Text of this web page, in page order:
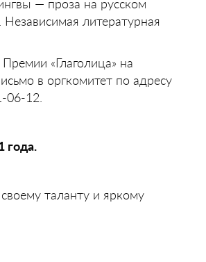
— проза на русском
литературная
«Глаголица» на
в оргкомитет по адресу
06-12.
года.
таланту и яркому